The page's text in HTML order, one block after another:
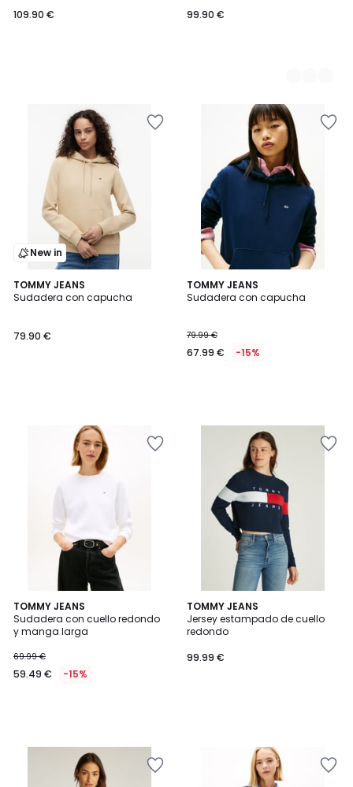
109.90 €
99.90 €
New in
TOMMY JEANS
Sudadera con capucha
79.90 €
TOMMY JEANS
Sudadera con capucha
79.99 €
67.99 € -15%
TOMMY JEANS
Sudadera con cuello redondo
y manga larga
69.99 €
59.49 € -15%
TOMMY JEANS
Jersey estampado de cuello
redondo
99.99 €